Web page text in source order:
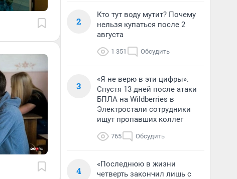
2
Кто тут воду мутит? Почему
нельзя купаться после 2
августа
1 351 Обсудить
3
«Я не верю в эти цифры».
Спустя 13 дней после атаки
БПЛА на Wildberries в
Электростали сотрудники
ищут пропавших коллег
765 Обсудить
4
«Последнюю в жизни
четверть закончил лишь с